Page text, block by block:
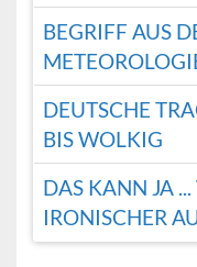
BEGRIFF AUS
DEUTSCHE
BIS WOLKIG
DAS KANN JA
IRONISCHER